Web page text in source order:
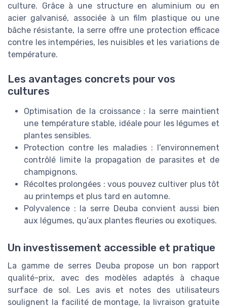
culture. Grâce à une structure en aluminium ou en
acier galvanisé, associée à un film plastique ou une
bâche résistante, la serre offre une protection efficace
contre les intempéries, les nuisibles et les variations de
température.
Les avantages concrets pour vos
cultures
Optimisation de la croissance : la serre maintient
une température stable, idéale pour les légumes et
plantes sensibles.
Protection contre les maladies : l’environnement
contrôlé limite la propagation de parasites et de
champignons.
Récoltes prolongées : vous pouvez cultiver plus tôt
au printemps et plus tard en automne.
Polyvalence : la serre Deuba convient aussi bien
aux légumes, qu’aux plantes fleuries ou exotiques.
Un investissement accessible et pratique
La gamme de serres Deuba propose un bon rapport
qualité-prix, avec des modèles adaptés à chaque
surface de sol. Les avis et notes des utilisateurs
soulignent la facilité de montage, la livraison gratuite